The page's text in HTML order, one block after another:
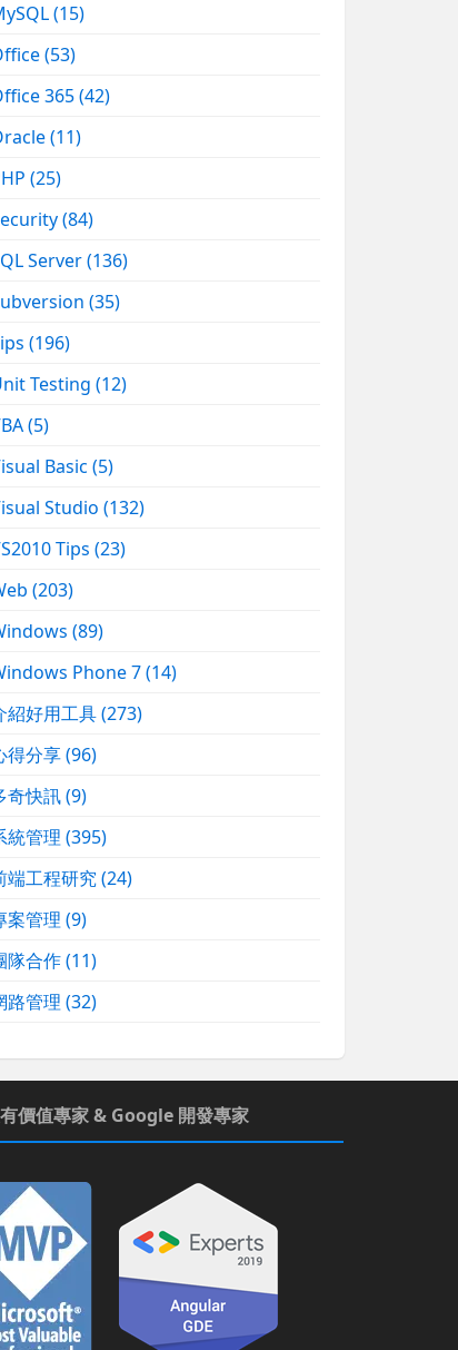
(15)
(53)
365(42)
(11)
(25)
(84)
Server(136)
(35)
(196)
Testing (12)
(5)
Basic (5)
Studio (132)
Tips (23)
(203)
(89)
Phone 7(14)
紹好用工具(273)
得分享(96)
奇快訊(9)
統管理 (395)
端工程研究(24)
案管理 (9)
隊合作(11)
路管理 (32)
價值專家 & Google 開發專家